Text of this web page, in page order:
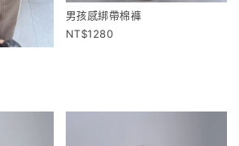
男孩感綁帶棉褲
1280